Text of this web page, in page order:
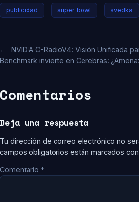
publicidad super bowl svedka
←
NVIDIA C-RadioV4: Visión Unificada
Benchmark invierte en Cerebras:
Comentarios
Deja una respuesta
Tu dirección de correo electrónico no
campos obligatorios están marcados con
Comentario *